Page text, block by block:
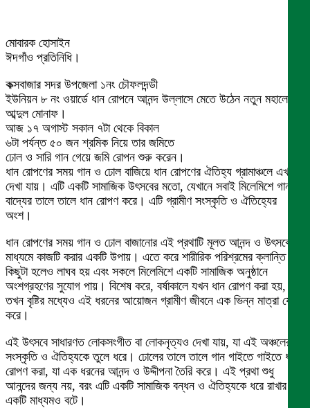
মোবারক হোসাইন
ঈদগাঁও প্রতিনিধি।
কক্সবাজার সদর উপজেলা ১নং চৌফলদন্ডী
ইউনিয়ন ৮ নং ওয়ার্ডে ধান রোপনে আনন্দ উল্লাসে মেতে উঠেন নতুন মহালের
আব্দুল মোনাফ।
আজ ১৭ অগাস্ট সকাল ৭টা থেকে বিকাল
৬টা পর্যন্ত ৫০ জন শ্রমিক নিয়ে তার জমিতে
ঢোল ও সারি গান গেয়ে জমি রোপন শুরু করেন।
ধান রোপণের সময় গান ও ঢোল বাজিয়ে ধান রোপণের ঐতিহ্য গ্রামাঞ্চলে এখনো
দেখা যায়। এটি একটি সামাজিক উৎসবের মতো, যেখানে সবাই মিলেমিশে গান ও
বাদ্যের তালে তালে ধান রোপণ করে। এটি গ্রামীণ সংস্কৃতি ও ঐতিহ্যের
অংশ।
ধান রোপণের সময় গান ও ঢোল বাজানোর এই প্রথাটি মূলত আনন্দ ও উৎসবের
মাধ্যমে কাজটি করার একটি উপায়। এতে করে শারীরিক পরিশ্রমের ক্লান্তি
কিছুটা হলেও লাঘব হয় এবং সকলে মিলেমিশে একটি সামাজিক অনুষ্ঠানে
অংশগ্রহণের সুযোগ পায়। বিশেষ করে, বর্ষাকালে যখন ধান রোপণ করা হয়,
তখন বৃষ্টির মধ্যেও এই ধরনের আয়োজন গ্রামীণ জীবনে এক ভিন্ন মাত্রা যোগ
করে।
এই উৎসবে সাধারণত লোকসংগীত বা লোকনৃত্যও দেখা যায়, যা এই অঞ্চলের
সংস্কৃতি ও ঐতিহ্যকে তুলে ধরে। ঢোলের তালে তালে গান গাইতে গাইতে ধান
রোপণ করা, যা এক ধরনের আনন্দ ও উদ্দীপনা তৈরি করে। এই প্রথা শুধু
আনন্দের জন্য নয়, বরং এটি একটি সামাজিক বন্ধন ও ঐতিহ্যকে ধরে রাখার
একটি মাধ্যমও বটে।